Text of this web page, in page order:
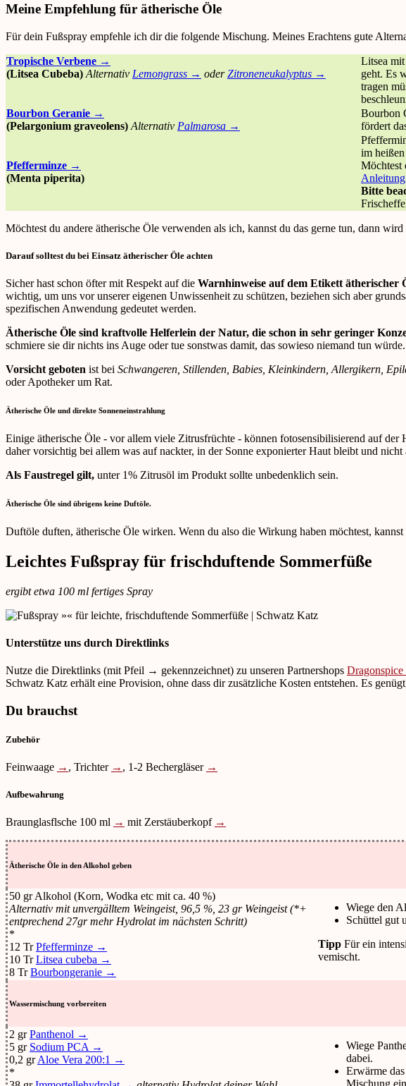
Meine Empfehlung für ätherische Öle
Für dein Fußspray empfehle ich dir die folgende Mischung. Meines Erachtens gute
Tropische Verbene →
(Litsea Cubeba) Alternativ Lemongrass → oderZitroneneukalyptus →
Litsea
geht. Es
tragen
Bourbon Geranie →
(Pelargonium graveolens) Alternativ Palmarosa →
Bourbon
fördert
Pfefferminze →
(Menta piperita)
im
Möchtest
Bitte
Möchtest du andere ätherische Öle verwenden als ich, kannst du das gerne tun, dann
Darauf solltest du bei Einsatz ätherischer Öle achten
Sicher hast schon öfter mit Respekt auf die Warnhinweise auf dem Etikett ätherischer
wichtig, um uns vor unserer eigenen Unwissenheit zu schützen, beziehen sich aber
spezifischen Anwendung gedeutet werden.
Ätherische Öle sind kraftvolle Helferlein der Natur, die schon in sehr geringer
schmiere sie dir nichts ins Auge oder tue sonstwas damit, das sowieso niemand tun würde.
Vorsicht geboten ist bei Schwangeren, Stillenden, Babies, Kleinkindern, Allergikern,
oder Apotheker um Rat.
Ätherische Öle und direkte Sonneneinstrahlung
Einige ätherische Öle - vor allem viele Zitrusfrüchte - können fotosensibilisierend auf
daher vorsichtig bei allem was auf nackter, in der Sonne exponierter Haut bleibt und nicht
Als Faustregel gilt, unter 1% Zitrusöl im Produkt sollte unbedenklich sein.
Ätherische Öle sind übrigens keine Duftöle.
Duftöle duften, ätherische Öle wirken. Wenn du also die Wirkung haben möchtest,
Leichtes Fußspray für frischduftende Sommerfüße
ergibt etwa 100 ml fertiges Spray
Unterstütze uns durch Direktlinks
Nutze die Direktlinks (mit Pfeil → gekennzeichnet) zu unseren Partnershops
Schwatz Katz erhält eine Provision, ohne dass dir zusätzliche Kosten entstehen. Es
Du brauchst
Zubehör
Feinwaage → , Trichter → , 1-2 Bechergläser →
Aufbewahrung
Braunglasflsche 100 ml → mit Zerstäuberkopf →
Ätherische Öle in den Alkohol geben
50 gr Alkohol (Korn, Wodka etc mit ca. 40 %)
Alternativ mit unvergälltem Weingeist, 96,5 %, 23 gr Weingeist (*+
entprechend 27gr mehr Hydrolat im nächsten Schritt)
*
12 TrPfefferminze →
10 TrLitsea cubeba →
8 TrBourbongeranie →
Wiege den
Schüttel gut
Tipp Für ein
vemischt.
Wassermischung vorbereiten
2 grPanthenol →
5 gr Sodium PCA →
0,2 grAloe Vera 200:1 →
*
Wiege
dabei.
Erwärme